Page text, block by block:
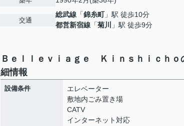
交通
総武線 「錦糸町」駅 徒歩10分
都営新宿線 「菊川 」駅 徒歩9分
Ｂｅｌｌｅｖｉａｇｅ Ｋｉｎｓｈｉｃｈｏ
細情報
設備条件
エレベーター
敷地内ごみ置き場
CATV
インターネット対応